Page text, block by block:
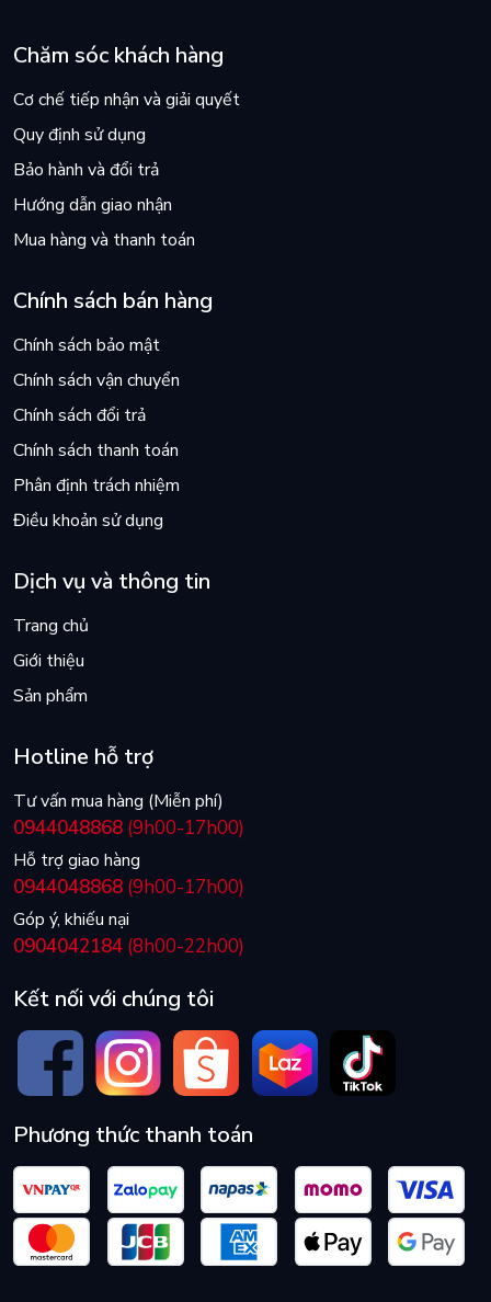
Chăm sóc khách hàng
Cơ chế tiếp nhận và giải quyết
Quy định sử dụng
Bảo hành và đổi trả
Hướng dẫn giao nhận
Mua hàng và thanh toán
Chính sách bán hàng
Chính sách bảo mật
Chính sách vận chuyển
Chính sách đổi trả
Chính sách thanh toán
Phân định trách nhiệm
Điều khoản sử dụng
Dịch vụ và thông tin
Trang chủ
Giới thiệu
Sản phẩm
Hotline hỗ trợ
Tư vấn mua hàng (Miễn phí)
0944048868 (9h00-17h00)
Hỗ trợ giao hàng
0944048868 (9h00-17h00)
Góp ý, khiếu nại
0904042184 (8h00-22h00)
Kết nối với chúng tôi
Phương thức thanh toán